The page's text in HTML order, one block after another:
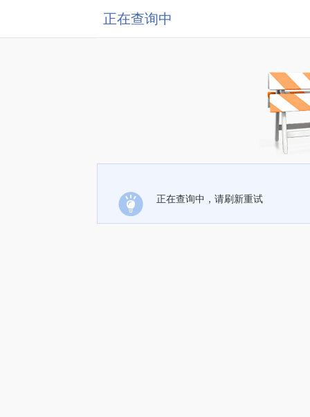
正在查询中
正在查询中，请刷新重试